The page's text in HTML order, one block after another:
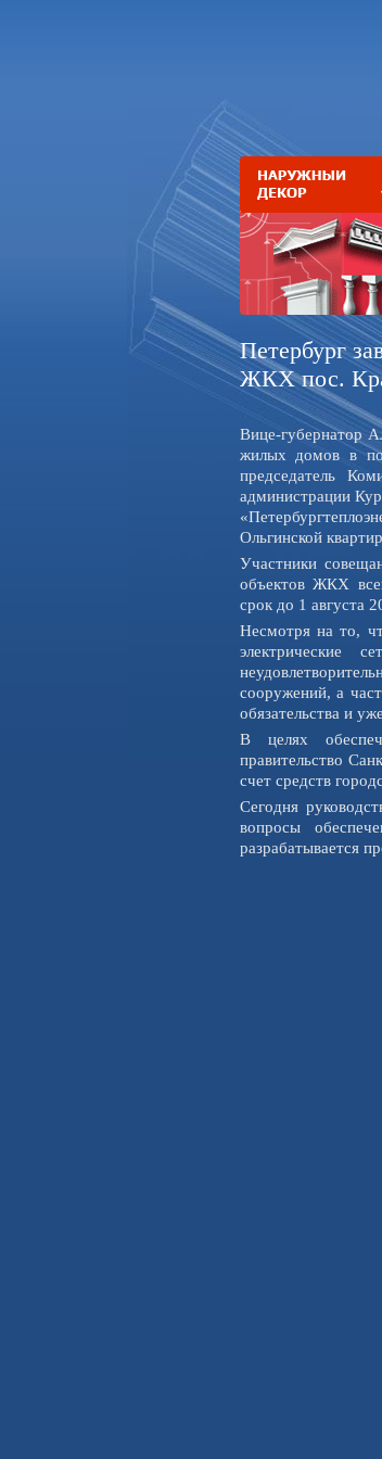
Петербург
ЖКХ пос.
Вице-губернатор
жилых домов в
председатель
администрации
Ольгинской
Участники
объектов ЖКХ
срок до 1 августа
Несмотря на то,
электрические
сооружений, а
обязательства и
В целях
правительство
счет средств
Сегодня
вопросы
разрабатывается